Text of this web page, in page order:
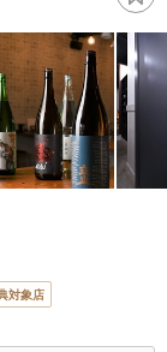
対象店